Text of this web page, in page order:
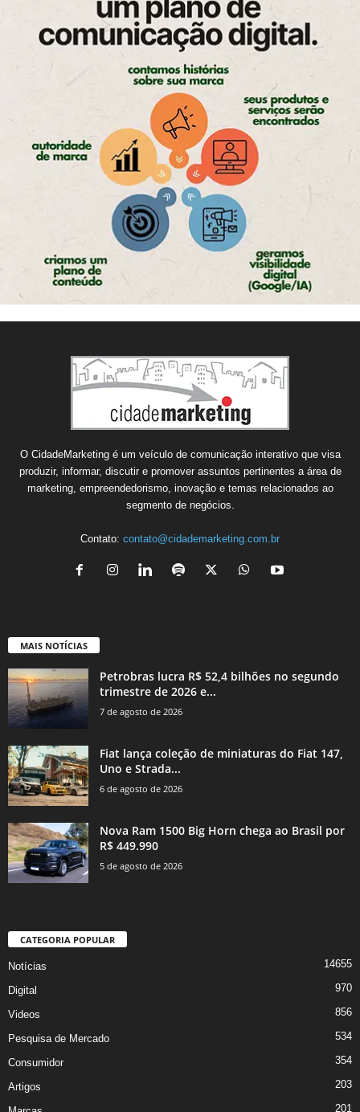
O CidadeMarketing é um veículo de comunicação interativo que visa
produzir, informar, discutir e promover assuntos pertinentes a área de
marketing, empreendedorismo, inovação e temas relacionados ao
segmento de negócios.
Contato: contato@cidademarketing.com.br
MAIS NOTÍCIAS
Petrobras lucra R$ 52,4 bilhões no segundo
trimestre de 2026 e...
7 de agosto de 2026
Fiat lança coleção de miniaturas do Fiat 147,
Uno e Strada...
6 de agosto de 2026
Nova Ram 1500 Big Horn chega ao Brasil por
R$ 449.990
5 de agosto de 2026
CATEGORIA POPULAR
Notícias 14655
Digital 970
Videos 856
Pesquisa de Mercado 534
Consumidor 354
Artigos 203
201